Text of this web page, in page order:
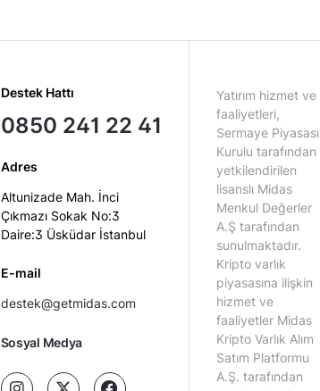
Destek Hattı
0850 241 22 41
Adres
Altunizade Mah. İnci
Çıkmazı Sokak No:3
Daire:3 Üsküdar İstanbul
E-mail
destek@getmidas.com
Sosyal Medya
Yatırım hizmet ve
faaliyetleri,
Sermaye Piyasası
Kurulu tarafından
yetkilendirilen
lisanslı Midas
Menkul Değerler
A.Ş tarafından
sunulmaktadır.
Kripto varlık
piyasasına ilişkin
hizmet ve
faaliyetler Midas
Kripto Varlık Alım
Satım Platformu
A.Ş. tarafından